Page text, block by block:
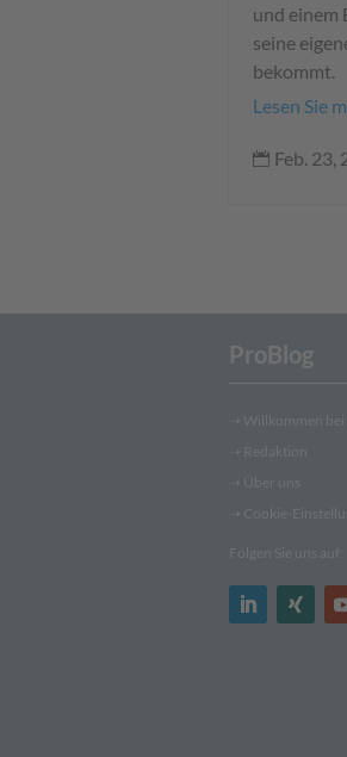
und einem
seine
bekommt.
Lesen Sie
 Feb. 23,
ProBlog
➝ Willkommen
➝ Redaktion
➝ Über uns
➝ Cookie-
Folgen Sie uns auf: